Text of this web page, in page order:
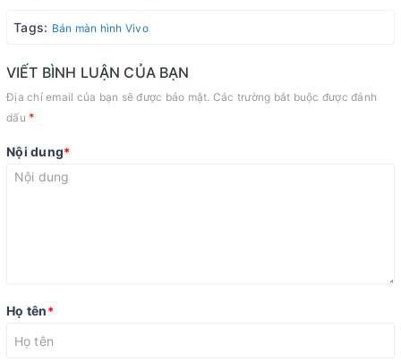
Tags: Bán màn hình Vivo
VIẾT BÌNH LUẬN CỦA BẠN
Địa chỉ email của bạn sẽ được bảo mật. Các trường bắt buộc được đánh
dấu *
Nội dung*
Họ tên*